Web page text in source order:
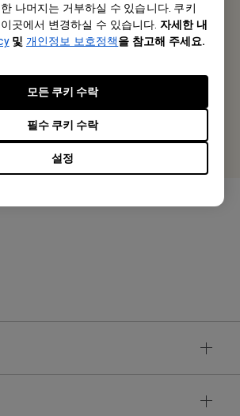
나머지는 거부하실 수 있습니다. 쿠키
곳에서 변경하실 수 있습니다. 자세한 내
및 개인정보 보호정책을 참고해 주세요.
설정
필수 쿠키 수락
모든 쿠키 수락
구로동 212-8 대륭포스트타워 1차 1801호